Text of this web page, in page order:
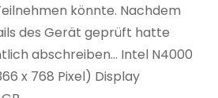
könnte. Nachdem
des Gerät geprüft hatte
abschreiben… Intel N4000
x 768 Pixel) Display